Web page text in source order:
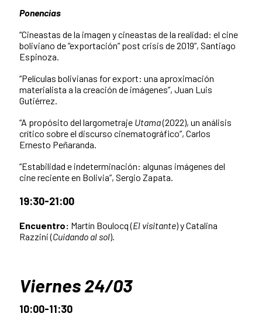
Ponencias
“Cineastas de la imagen y cineastas de la realidad: el cine
boliviano de “exportación” post crisis de 2019”, Santiago
Espinoza.
“Películas bolivianas for export: una aproximación
materialista a la creación de imágenes”, Juan Luis
Gutiérrez.
“A propósito del largometraje Utama(2022), un análisis
crítico sobre el discurso cinematográfico”, Carlos
Ernesto Peñaranda.
“Estabilidad e indeterminación: algunas imágenes del
cine reciente en Bolivia”, Sergio Zapata.
19:30-21:00
Encuentro: Martín Boulocq (El visitante) y Catalina
Razzini (Cuidando al sol).
Viernes 24/03
10:00-11:30